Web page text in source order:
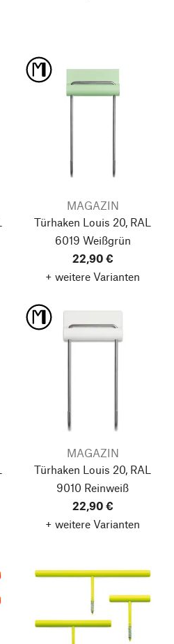
MAGAZIN
Türhaken Louis 20, RAL
6019 Weißgrün
22,90 €
+ weitere Varianten
MAGAZIN
Türhaken Louis 20, RAL
9010 Reinweiß
22,90 €
+ weitere Varianten